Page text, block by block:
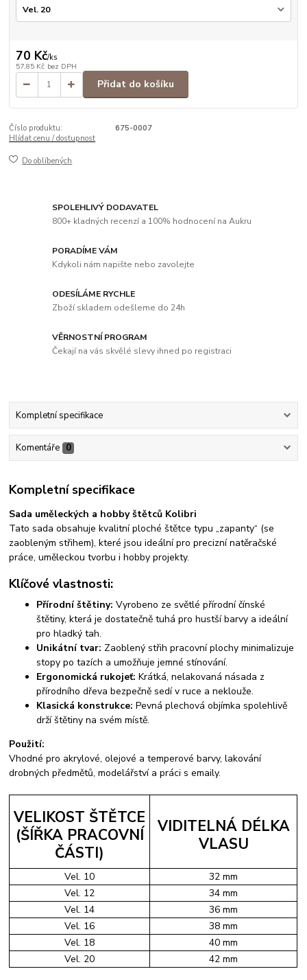
70 Kč/ks
57,85 Kč bez DPH
Přidat do košíku
Číslo produktu:
675-0007
Hlídat cenu / dostupnost
Do oblíbených
SPOLEHLIVÝ DODAVATEL
800+ kladných recenzí a 100% hodnocení na Aukru
PORADÍME VÁM
Kdykoli nám napište nebo zavolejte
ODESÍLÁME RYCHLE
Zboží skladem odešleme do 24h
VĚRNOSTNÍ PROGRAM
Čekají na vás skvělé slevy ihned po registraci
Kompletní specifikace
Komentáře 0
Kompletní specifikace
Sada uměleckých a hobby štětců Kolibri
Tato sada obsahuje kvalitní ploché štětce typu „zapanty“ (se
zaobleným střihem), které jsou ideální pro precizní natěračské
práce, uměleckou tvorbu i hobby projekty.
Klíčové vlastnosti:
Přírodní štětiny: Vyrobeno ze světlé přírodní čínské
štětiny, která je dostatečně tuhá pro hustší barvy a ideální
pro hladký tah.
Unikátní tvar: Zaoblený střih pracovní plochy minimalizuje
stopy po tazích a umožňuje jemné stínování.
Ergonomická rukojeť: Krátká, nelakovaná násada z
přírodního dřeva bezpečně sedí v ruce a neklouže.
Klasická konstrukce: Pevná plechová objímka spolehlivě
drží štětiny na svém místě.
Použití:
Vhodné pro akrylové, olejové a temperové barvy, lakování
drobných předmětů, modelářství a práci s emaily.
VELIKOST ŠTĚTCE
(ŠÍŘKA PRACOVNÍ
ČÁSTI)
VIDITELNÁ DÉLKA
VLASU
Vel. 10
32 mm
Vel. 12
34 mm
Vel. 14
36 mm
Vel. 16
38 mm
Vel. 18
40 mm
Vel. 20
42 mm